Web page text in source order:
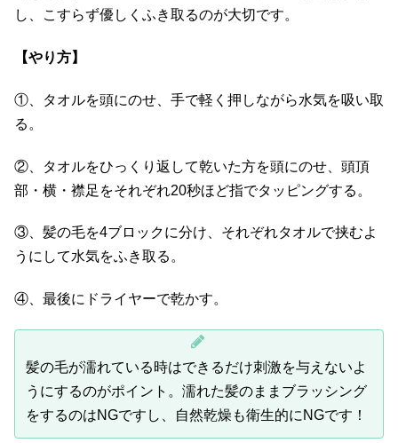
し、こすらず優しくふき取るのが大切です。
【やり方】
①、タオルを頭にのせ、手で軽く押しながら水気を吸い取
る。
②、タオルをひっくり返して乾いた方を頭にのせ、頭頂
部・横・襟足をそれぞれ20秒ほど指でタッピングする。
③、髪の毛を4ブロックに分け、それぞれタオルで挟むよ
うにして水気をふき取る。
④、最後にドライヤーで乾かす。
髪の毛が濡れている時はできるだけ刺激を与えないよ
うにするのがポイント。濡れた髪のままブラッシング
をするのはNGですし、自然乾燥も衛生的にNGです！